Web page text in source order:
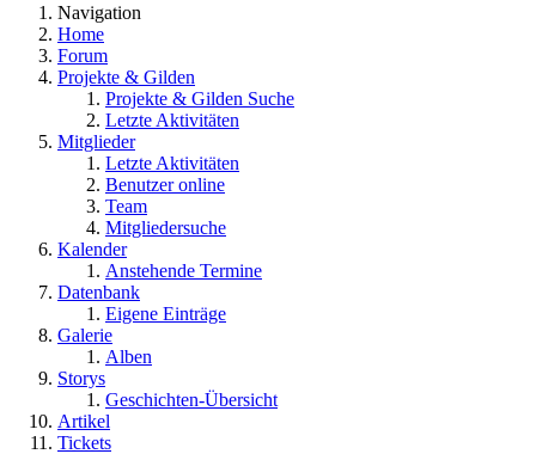
Navigation
Home
Forum
Projekte & Gilden
Projekte & Gilden Suche
Letzte Aktivitäten
Mitglieder
Letzte Aktivitäten
Benutzer online
Team
Mitgliedersuche
Kalender
Anstehende Termine
Datenbank
Eigene Einträge
Galerie
Alben
Storys
Geschichten-Übersicht
Artikel
Tickets